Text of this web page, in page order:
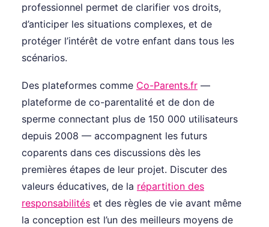
professionnel permet de clarifier vos droits,
d’anticiper les situations complexes, et de
protéger l’intérêt de votre enfant dans tous les
scénarios.
Des plateformes comme Co-Parents.fr —
plateforme de co-parentalité et de don de
sperme connectant plus de 150 000 utilisateurs
depuis 2008 — accompagnent les futurs
coparents dans ces discussions dès les
premières étapes de leur projet. Discuter des
valeurs éducatives, de la répartition des
responsabilités et des règles de vie avant même
la conception est l’un des meilleurs moyens de